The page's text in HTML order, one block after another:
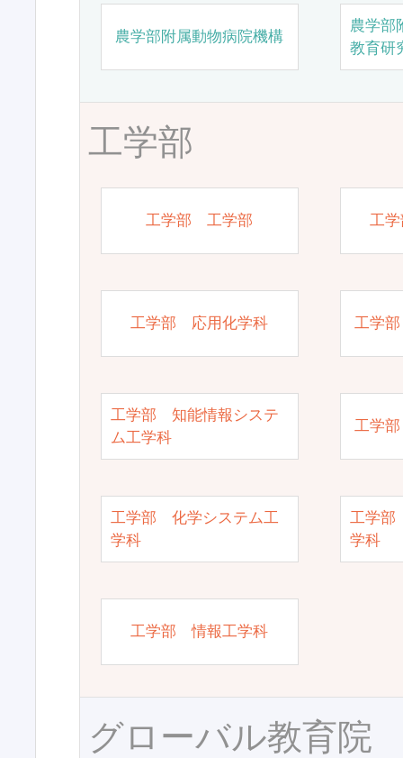
農学部附属動物病院機構
農学部
教育研
工学部
工学部 工学部 工
工学部 応用化学科 工学
工学部 知能情報システ
ム工学科
工学
工学部 化学システム工
学科
工学部
学科
工学部 情報工学科
グローバル教育院